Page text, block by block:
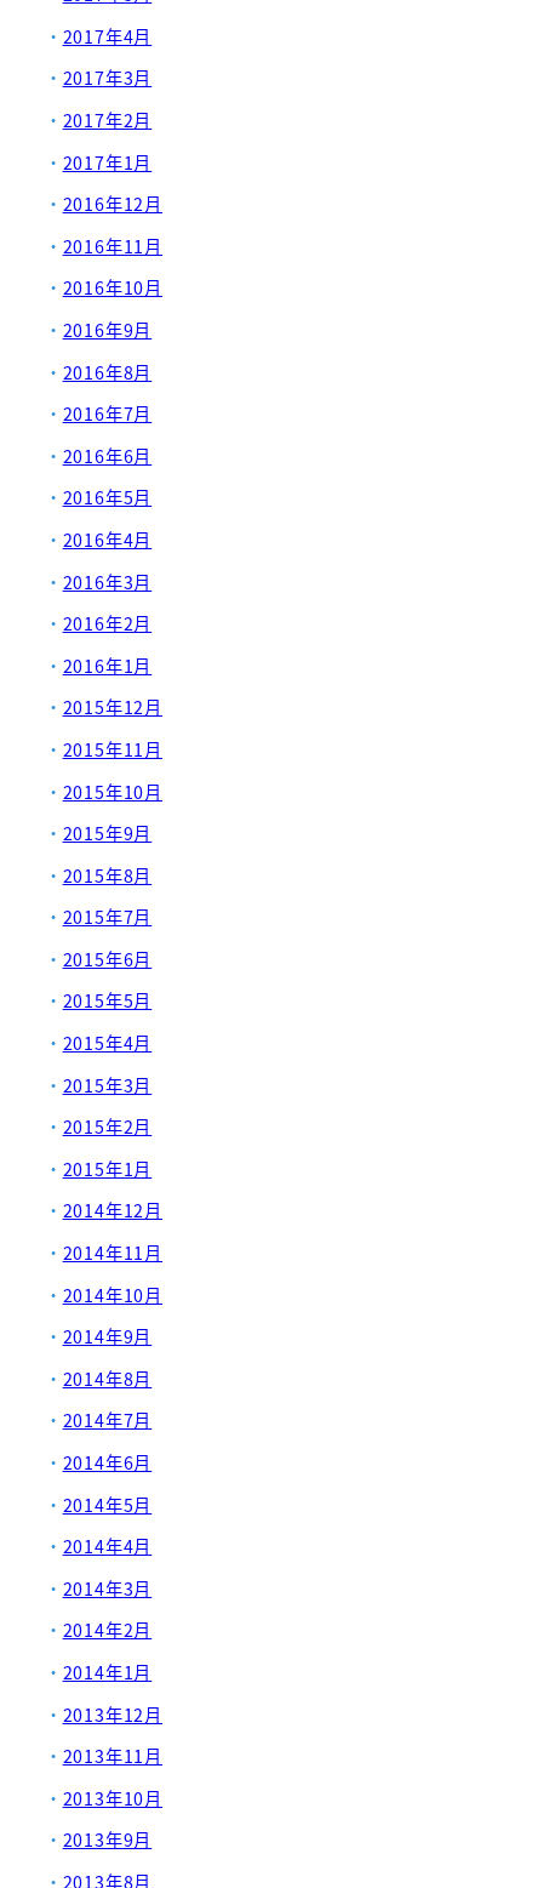
2017年4月
2017年3月
2017年2月
2017年1月
2016年12月
2016年11月
2016年10月
2016年9月
2016年8月
2016年7月
2016年6月
2016年5月
2016年4月
2016年3月
2016年2月
2016年1月
2015年12月
2015年11月
2015年10月
2015年9月
2015年8月
2015年7月
2015年6月
2015年5月
2015年4月
2015年3月
2015年2月
2015年1月
2014年12月
2014年11月
2014年10月
2014年9月
2014年8月
2014年7月
2014年6月
2014年5月
2014年4月
2014年3月
2014年2月
2014年1月
2013年12月
2013年11月
2013年10月
2013年9月
2013年8月